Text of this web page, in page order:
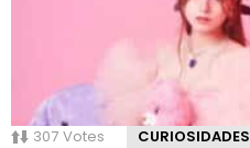
307 Votes CURIOSIDADES